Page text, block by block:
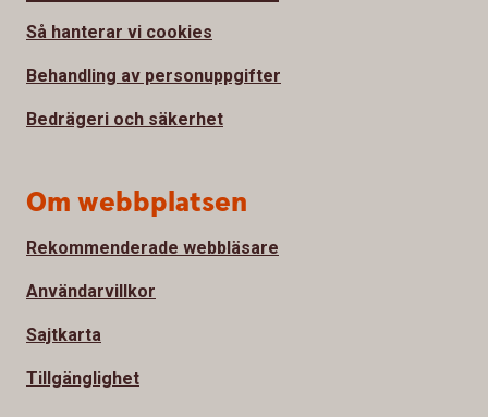
Så hanterar vi cookies
Behandling av personuppgifter
Bedrägeri och säkerhet
Om webbplatsen
Rekommenderade webbläsare
Användarvillkor
Sajtkarta
Tillgänglighet